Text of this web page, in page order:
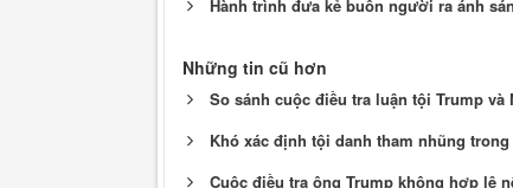
Hành trình đưa kẻ buôn người ra ánh
Những tin cũ hơn
So sánh cuộc điều tra luận tội Trump
Khó xác định tội danh tham nhũng
Cuộc điều tra ông Trump không hợp lệ